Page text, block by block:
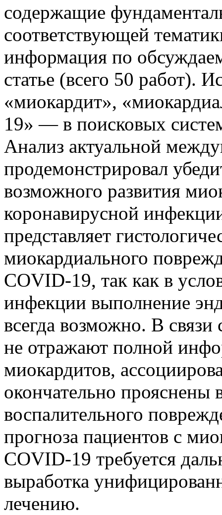
содержащие
соответствующей
информация по
статье (всего 50 работ).
«миокардит»,
19» — в поисковых
Анализ актуальной
продемонстрировал
возможного развития
коронавирусной
представляет
миокардиального
COVID-19, так как в
инфекции выполнение
всегда возможно. В связи
не отражают полной
миокардитов,
окончательно прояснены
воспалительного
прогноза пациентов с
COVID-19 требуется
выработка
лечению.